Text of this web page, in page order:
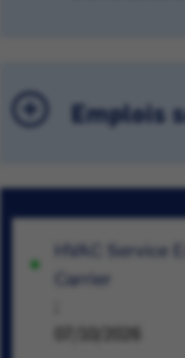
Emplois
HVAC Service
Carrier